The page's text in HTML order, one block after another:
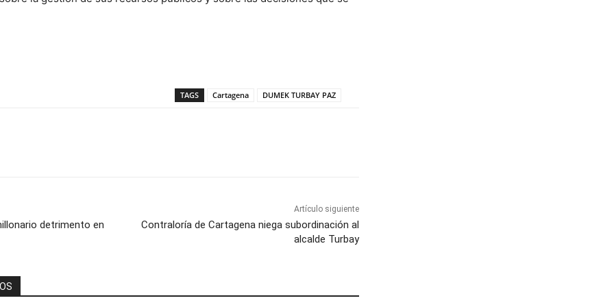
TAGS Cartagena DUMEK TURBAY PAZ
detrimento en
Artículo siguiente
Contraloría de Cartagena niega subordinación al
alcalde Turbay